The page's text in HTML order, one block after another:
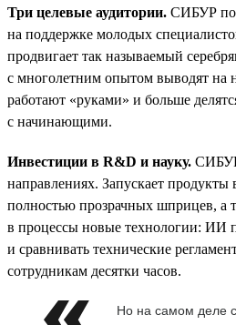
Три целевые аудитории. СИБУР
на поддержке молодых
продвигает так называемый
с многолетним опытом выводят на
работают «руками» и больше
с начинающими.
Инвестиции в R&D и науку. СИБУР
направлениях. Запускает
полностью прозрачных шприцев, а
в процессы новые технологии: ИИ
и сравнивать технические
сотрудникам десятки часов.
Но на самом деле